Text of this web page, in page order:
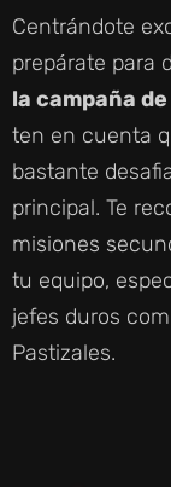
Centrándote
prepárate para
la campaña
ten en cuenta
bastante
principal. Te
misiones
tu equipo,
jefes duros
Pastizales.